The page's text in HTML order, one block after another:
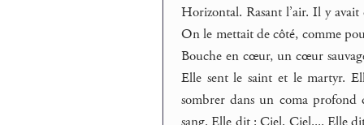
Horizontal. Rasant l’air. Il y
On le mettait de côté, comme
Bouche en cœur, un cœur
Elle sent le saint et le martyr.
sombrer dans un coma profond
sang. Elle dit : Ciel, Ciel.... Elle